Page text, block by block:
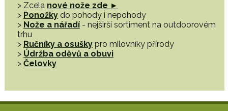
> Zcela nové nože zde ►
> Ponožkydo pohody i nepohody
> Nože a nářadí- nejširší sortiment na outdoorovém
trhu
> Ručníky a osušky pro milovníky přírody
> Údržba oděvů a obuvi
> Čelovky